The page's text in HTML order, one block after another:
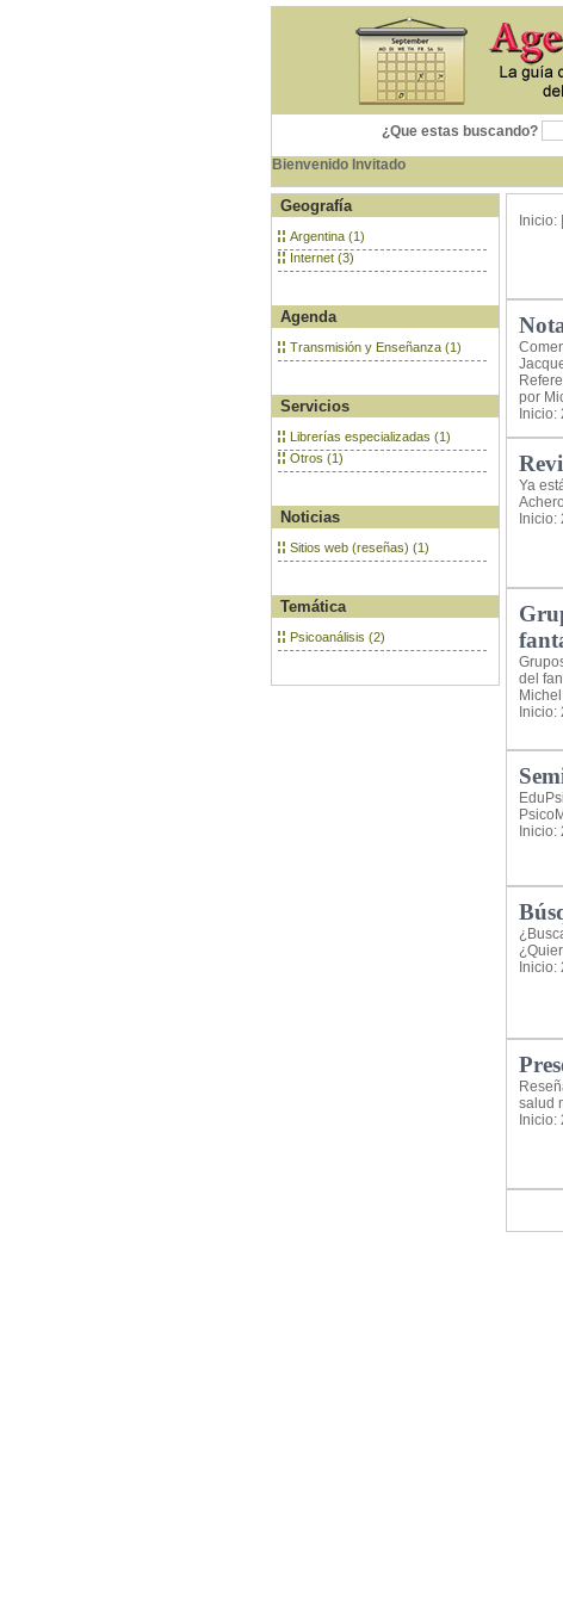
¿Que estas buscando?
Bienvenido Invitado
Geografía
Argentina (1)
Internet (3)
Agenda
Transmisión y Enseñanza (1)
Servicios
Librerías especializadas (1)
Otros (1)
Noticias
Sitios web (reseñas) (1)
Temática
Psicoanálisis (2)
Inicio:
por
Inicio:
Ya
Inicio:
del
Inicio:
Inicio:
Inicio:
salud
Inicio: